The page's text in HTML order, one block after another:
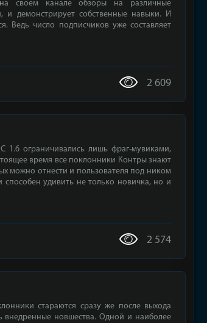
своем канале обзоры на различные
и демонстрирует собственные навыки. И
Ведь число подписчиков уже составляет
2 609
1.6 ограничивались лишь фраг-мувиками,
время все поклонники Контры знают
можно отнести и пользователя под ником
способен удивить не только новичка, но и
2 574
стараются сразу же после выхода
внедренные новшества. Одной и наиболее